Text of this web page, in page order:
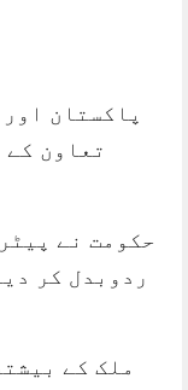
پاکستان
تعاون کے
حکومت نے
ردوبدل کر
ملک کے